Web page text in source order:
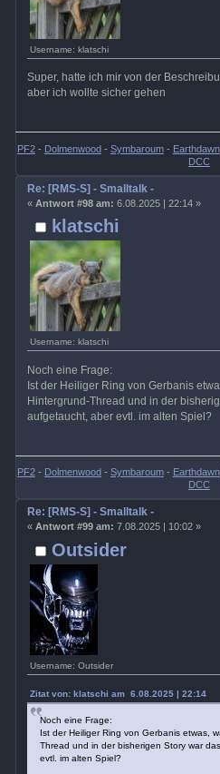
Username: klatschi
Super, hatte ich mir von der
aber ich wollte sicher gehen
PF2- Dolmenwood- Symbaroum- Earthdawn
DCC
klatschi
Username: klatschi
Re: [RMS-S] - Smalltalk -
« Antwort #98 am: 6.08.2025 | 22:14 »
Noch eine Frage:
Ist der Heiliger Ring von Gerbanis
Hintergrund-Thread und in der
aufgetaucht, aber evtl. im alten Spiel?
PF2- Dolmenwood - Symbaroum- Earthdawn
DCC
Outsider
Username: Outsider
Re: [RMS-S] - Smalltalk -
« Antwort #99 am: 7.08.2025 | 10:02 »
Zitat von: klatschi am 6.08.2025 | 22:14
Noch eine Frage:
Ist der Heiliger Ring von Gerbanis etwas,
Thread und in der bisherigen Story war
evtl. im alten Spiel?